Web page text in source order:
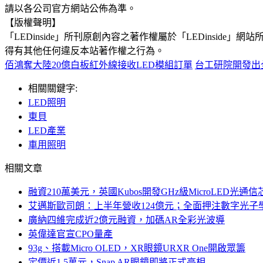
請以各公司官方網站公佈為準。
【版權聲明】
「LEDinside」所刊原創內容之著作權屬於「LEDinside」網
得有其他任何違反本站著作權之行為。
佰鴻奪大陸20億白板紅外線接收LED模組訂單 台工研院開發
相關關鍵字:
LED照明
東貝
LED產業
車用照明
相關文章
融資210萬美元，英國Kubos開發GHz級MicroLED光通信
艾邁斯歐司朗：上半年營收124億元；全面押注數字光子
廣納四維完成近2億元融資，加碼AR全彩光波導
英偉達官宣CPO量產
93g、搭載Micro OLED，XR眼鏡URXR One開啟眾籌